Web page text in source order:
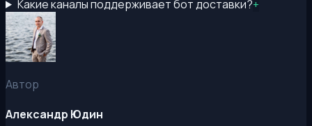
Какие каналы поддерживает бот доставки?+
Автор
Александр Юдин